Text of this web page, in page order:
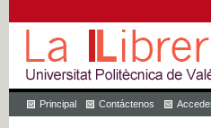
Principal Contáctenos